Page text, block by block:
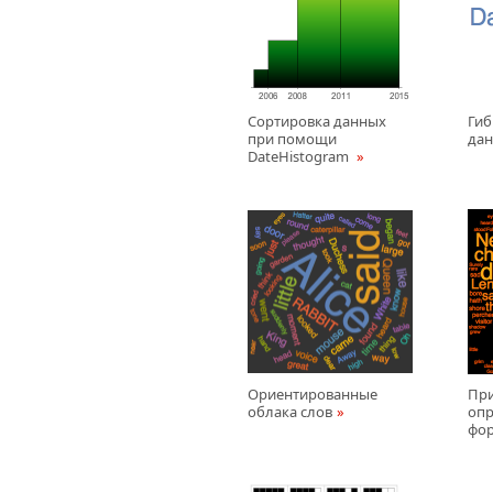
Сортировка данных
при помощи
DateHistogram
Ориентированные
облака слов